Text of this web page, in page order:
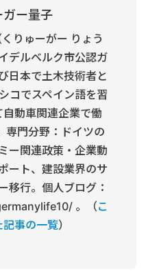
ガー量子
りゅーがー りょう
デルベルク市公認ガ
日本で土木技術者と
コでスペイン語を習
動車関連企業で働
専門分野：ドイツの
ー関連政策・企業動
ート、建設業界のサ
移行。個人ブログ：
。（こ
記事の一覧）